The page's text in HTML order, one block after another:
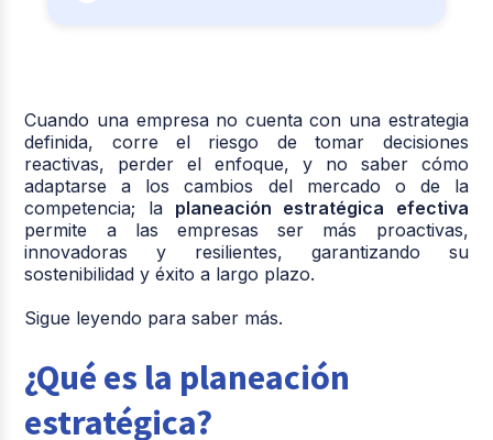
Cuando una empresa no cuenta con una estrategia
definida, corre el riesgo de tomar decisiones
reactivas, perder el enfoque, y no saber cómo
adaptarse a los cambios del mercado o de la
competencia; la planeación estratégica efectiva
permite a las empresas ser más proactivas,
innovadoras y resilientes, garantizando su
sostenibilidad y éxito a largo plazo.
Sigue leyendo para saber más.
¿Qué es la planeación
estratégica?